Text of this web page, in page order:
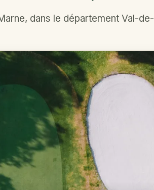
dans le département Val-de-